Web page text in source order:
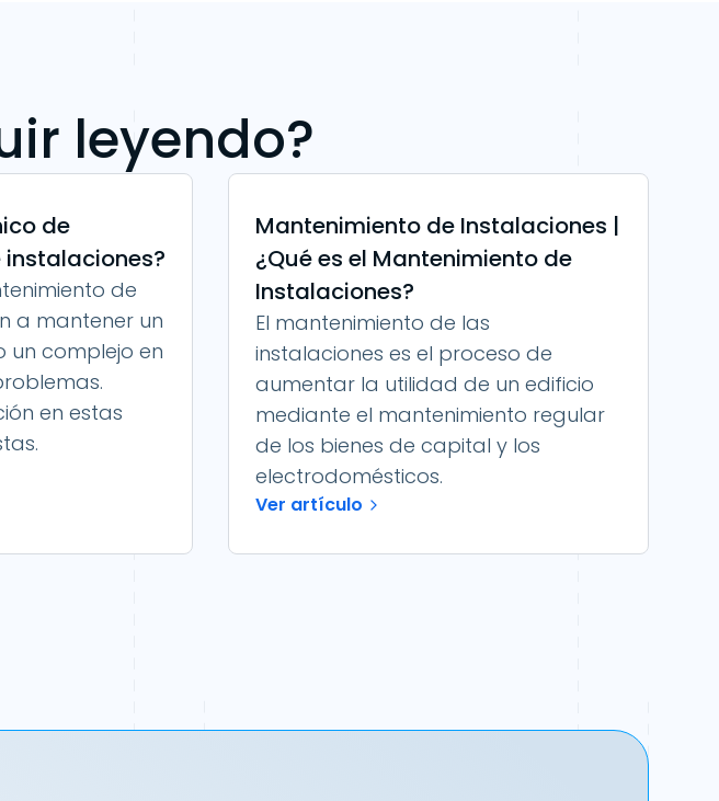
leyendo?
de
de
a mantener un
un complejo en
en estas
Mantenimiento de Instalaciones |
¿Qué es el Mantenimiento de
Instalaciones?
El mantenimiento de las
instalaciones es el proceso de
aumentar la utilidad de un edificio
mediante el mantenimiento regular
de los bienes de capital y los
electrodomésticos.
Ver artículo